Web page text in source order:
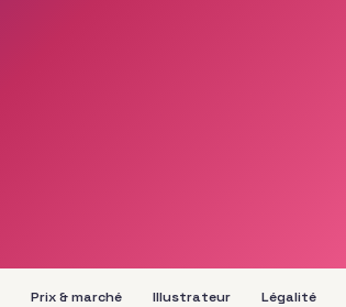
Prix & marché Illustrateur Légalité